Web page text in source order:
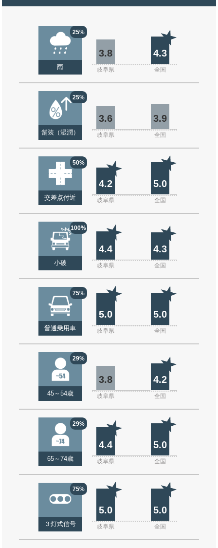
25%
雨
3.8 4.3
岐阜県 全国
25%
舗装（湿潤）
3.6 3.9
岐阜県 全国
50%
交差点付近
4.2 5.0
岐阜県 全国
100%
小破
4.4 4.3
岐阜県 全国
75%
普通乗用車
5.0 5.0
岐阜県 全国
29%
45～54歳
3.8 4.2
岐阜県 全国
29%
65～74歳
4.4 5.0
岐阜県 全国
75%
３灯式信号
5.0 5.0
岐阜県 全国